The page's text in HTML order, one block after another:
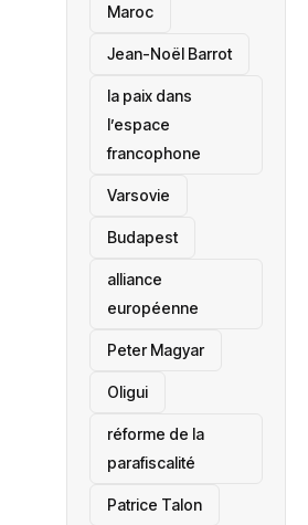
Maroc
Jean-Noël Barrot
la paix dans
l’espace
francophone
‎Varsovie
Budapest
alliance
européenne
Peter Magyar
Oligui
réforme de la
parafiscalité
Patrice Talon